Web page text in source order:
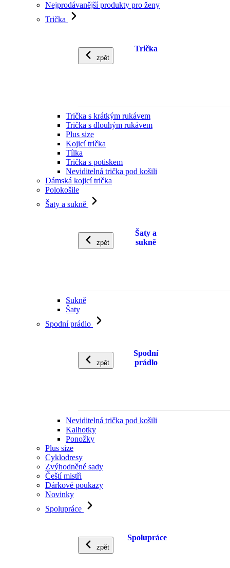
Nejprodávanější produkty pro ženy
Trička
zpět
Trička
Trička s krátkým rukávem
Trička s dlouhým rukávem
Plus size
Kojicí trička
Tílka
Trička s potiskem
Neviditelná trička pod košili
Dámská kojicí trička
Polokošile
Šaty a sukně
zpět
Šaty a
sukně
Sukně
Šaty
Spodní prádlo
zpět
Spodní
prádlo
Neviditelná trička pod košili
Kalhotky
Ponožky
Plus size
Cyklodresy
Zvýhodněné sady
Čeští mistři
Dárkové poukazy
Novinky
Spolupráce
zpět
Spolupráce